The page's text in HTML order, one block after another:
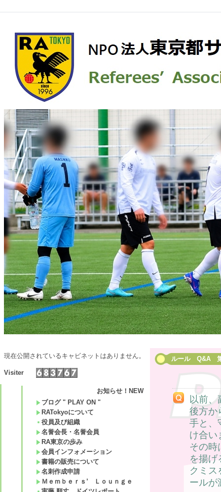
現在公開されているキャビネットはありません。
Visiter
お知らせ！NEW
ブログ " PLAY ON "
RATokyoについて
役員及び組織
名誉会長・名誉会員
RA東京の歩み
会員インフォメーション
書籍の販売について
名刺作成申請
Ｍｅｍｂｅｒｓ’ Ｌｏｕｎｇｅ
ルール Q&A
以前
後方か
手と、
け合い
その時
を揚げ
クミス
ールが